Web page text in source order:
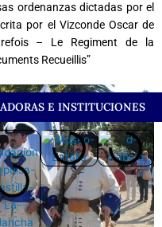
ordenanzas dictadas por el
por el Vizconde Oscar de
– Le Regiment de la
Recueillis”
E INSTITUCIONES